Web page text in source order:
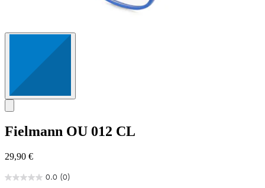
Fielmann OU 012 CL
29,90 €
0.0 (0)
0.0